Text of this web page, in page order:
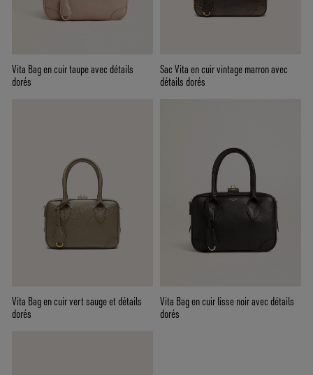
Vita Bag en cuir taupe avec détails
dorés
Sac Vita en cuir vintage marron avec
détails dorés
Vita Bag en cuir vert sauge et détails
dorés
Vita Bag en cuir lisse noir avec détails
dorés